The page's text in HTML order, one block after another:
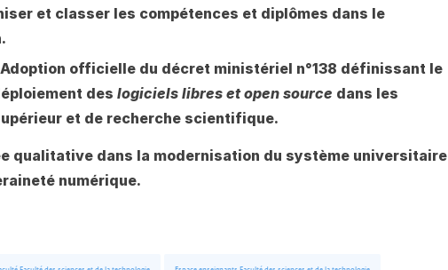
et classer les compétences et diplômes dans le
Adoption officielle du décret ministériel n°138 définissant le
deslogiciels libres et open source dans les
et de recherche scientifique.
qualitative dans la modernisation du système universitaire
numérique.